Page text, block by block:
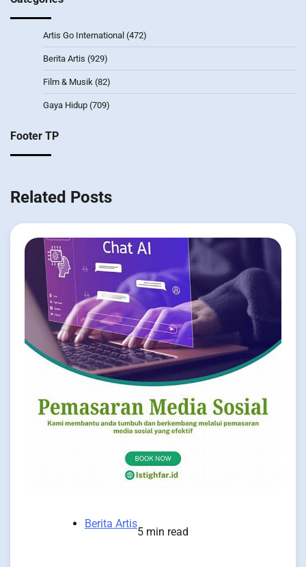
Artis Go International (472)
Berita Artis (929)
Film & Musik (82)
Gaya Hidup (709)
Footer TP
Related Posts
Berita Artis
5 min read